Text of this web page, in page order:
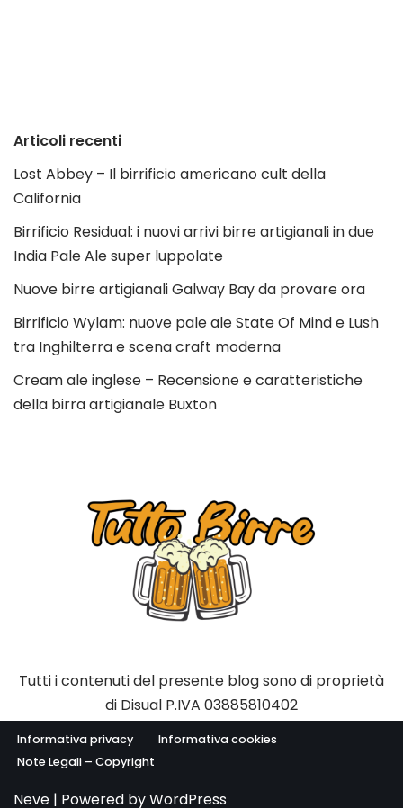
Articoli recenti
Lost Abbey – Il birrificio americano cult della
California
Birrificio Residual: i nuovi arrivi birre artigianali in due
India Pale Ale super luppolate
Nuove birre artigianali Galway Bay da provare ora
Birrificio Wylam: nuove pale ale State Of Mind e Lush
tra Inghilterra e scena craft moderna
Cream ale inglese – Recensione e caratteristiche
della birra artigianale Buxton
Tutti i contenuti del presente blog sono di proprietà
di Disual P.IVA 03885810402
Informativa privacy
Informativa cookies
Note Legali – Copyright
Neve | Powered byWordPress